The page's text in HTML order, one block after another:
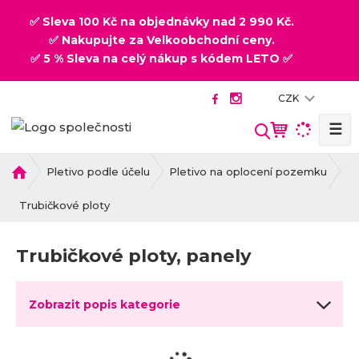
✅ Sleva 100 Kč na objednávky nad 2 990 Kč.
✅ Nakupujte za Velkoobchodní ceny.
✅ 5 % Sleva na celý nákup s kódem LETO ✅
CZK
V
h
☰
o
r
a
Pletivo podle účelu Pletivo na oplocení pozemku
Trubičkové ploty
Trubičkové ploty, panely
Zobrazit popis kategorie